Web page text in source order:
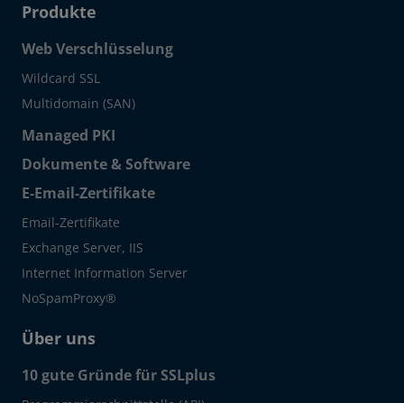
Produkte
Web Verschlüsselung
Wildcard SSL
Multidomain (SAN)
Managed PKI
Dokumente & Software
E-Email-Zertifikate
Email-Zertifikate
Exchange Server, IIS
Internet Information Server
NoSpamProxy®
Über uns
10 gute Gründe für SSLplus